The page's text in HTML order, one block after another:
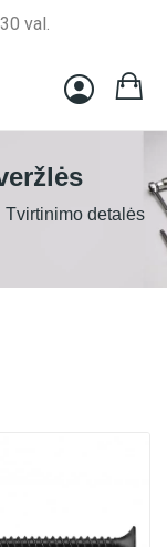
val.
Tvirtinimo detalės